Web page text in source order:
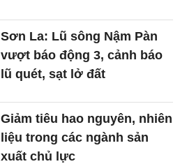
Sơn La: Lũ sông Nậm Pàn
vượt báo động 3, cảnh báo
lũ quét, sạt lở đất
Giảm tiêu hao nguyên, nhiên
liệu trong các ngành sản
xuất chủ lực